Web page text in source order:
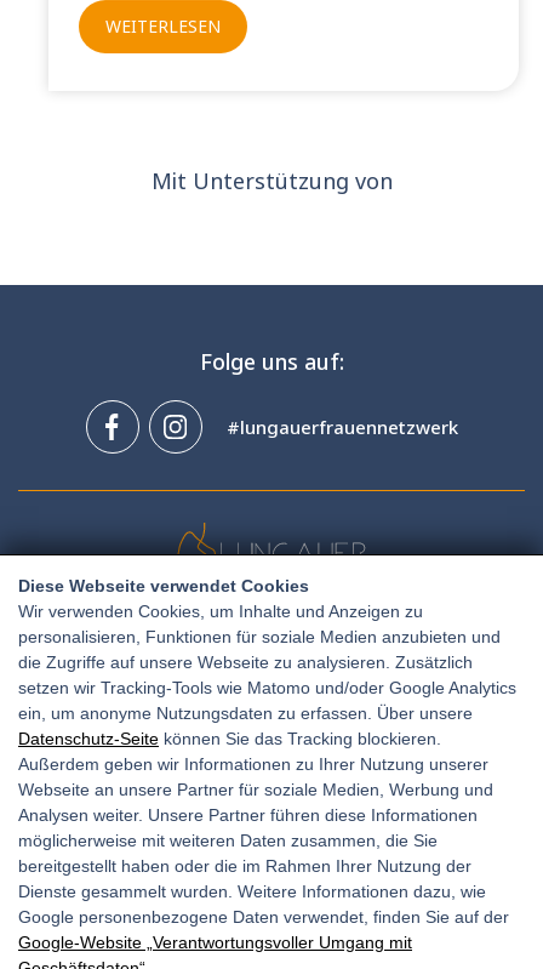
Diese Webseite verwendet Cookies
Wir verwenden Cookies, um Inhalte und Anzeigen zu
personalisieren, Funktionen für soziale Medien anzubieten und
die Zugriffe auf unsere Webseite zu analysieren. Zusätzlich
setzen wir Tracking-Tools wie Matomo und/oder Google Analytics
ein, um anonyme Nutzungsdaten zu erfassen. Über unsere
Datenschutz-Seite können Sie das Tracking blockieren.
Außerdem geben wir Informationen zu Ihrer Nutzung unserer
Webseite an unsere Partner für soziale Medien, Werbung und
Analysen weiter. Unsere Partner führen diese Informationen
möglicherweise mit weiteren Daten zusammen, die Sie
bereitgestellt haben oder die im Rahmen Ihrer Nutzung der
Dienste gesammelt wurden. Weitere Informationen dazu, wie
Google personenbezogene Daten verwendet, finden Sie auf der
Google‑Website „Verantwortungsvoller Umgang mit
Entwicklungen anregt.
WEITERLESEN
Mit Unterstützung von
Unsere Öffnungszeiten:
Mo, Di: 09:00 bis 12:30 Uhr
Mi: 12:30 bis 14:00 Uhr
Do: 9:00 bis 12:30 Uhr
Amtsgasse 11, 5580 Tamsweg
T:+436765064651
E:office@frauen-netzwerk.at
Folge uns auf:
#lungauerfrauennetzwerk